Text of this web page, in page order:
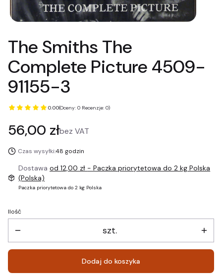
The Smiths The
Complete Picture 4509-
91155-3
0.00(Oceny: 0 Recenzje: 0)
Cena
56,00 złbez VAT
Czas wysyłki:48 godzin
Dostawaod 12,00 zł - Paczka priorytetowa do 2 kg Polska
(Polska)
Paczka priorytetowa do 2 kg Polska
Ilość
szt.
Dodaj do koszyka